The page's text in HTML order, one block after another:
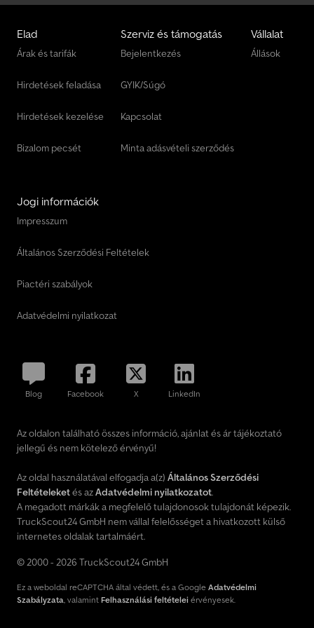
Elad
Árak és tarifák
Hirdetések feladása
Hirdetések kezelése
Bizalom pecsét
Szerviz és támogatás
Bejelentkezés
GYIK/Súgó
Kapcsolat
Minta adásvételi szerződés
Vállalat
Állások
Jogi információk
Impresszum
Általános Szerződési Feltételek
Piactéri szabályok
Adatvédelmi nyilatkozat
Blog Facebook X LinkedIn
Az oldalon található összes információ, ajánlat és ár tájékoztató
jellegű és nem kötelező érvényű!
Az oldal használatával elfogadja a(z) Általános Szerződési
Feltételeketés azAdatvédelmi nyilatkozatot.
A megadott márkák a megfelelő tulajdonosok tulajdonát képezik.
TruckScout24 GmbH nem vállal felelősséget a hivatkozott külső
internetes oldalak tartalmáért.
© 2000 - 2026 TruckScout24 GmbH
Ez a weboldal reCAPTCHA által védett, és a Google Adatvédelmi
Szabályzata, valamint Felhasználási feltételei érvényesek.